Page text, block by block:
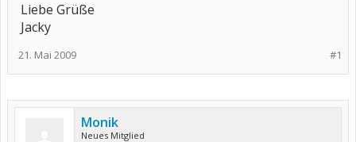
Liebe Grüße
Jacky
#1
21. Mai 2009
Monik
Neues Mitglied